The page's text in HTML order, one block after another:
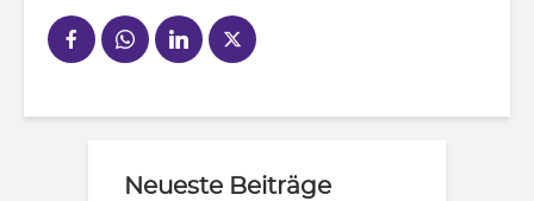
Neueste Beiträge